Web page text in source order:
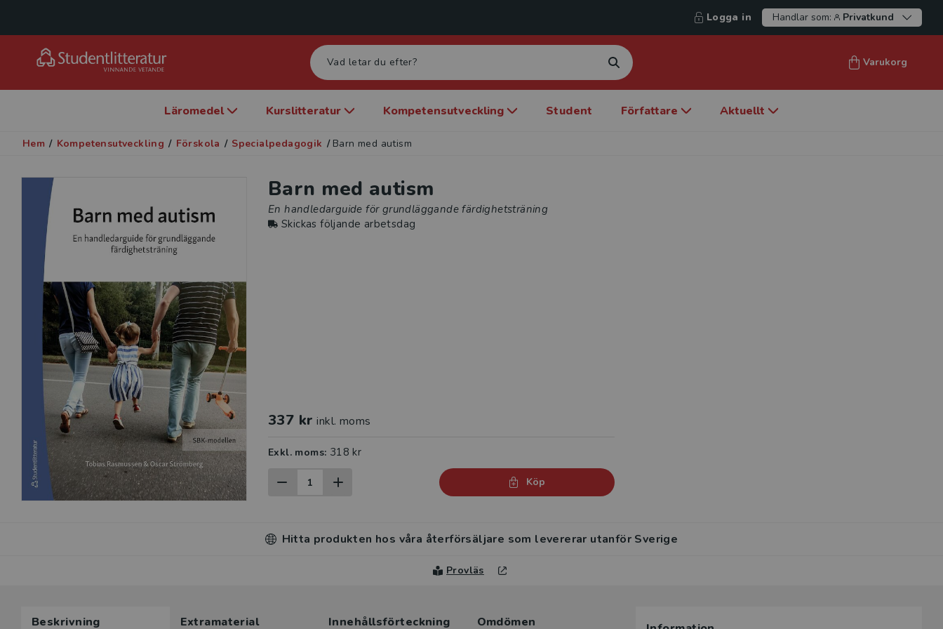
Logga in Handlar som: Privatkund
Varukorg
Läromedel Kurslitteratur Kompetensutveckling Student Författare Aktuellt
Hem / Kompetensutveckling / Förskola / Specialpedagogik / Barn med autism
Barn med autism
En handledarguide för grundläggande färdighetsträning
Skickas följande arbetsdag
337 kr inkl. moms
Exkl. moms: 318 kr
Köp
Hitta produkten hos våra återförsäljare som levererar utanför Sverige
Provläs
Beskrivning Extramaterial Innehållsförteckning Omdömen